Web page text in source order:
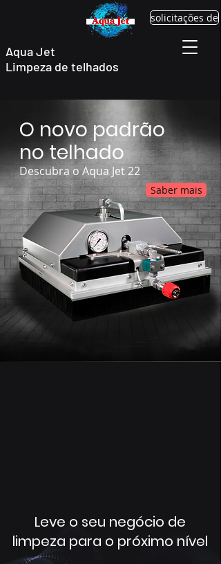
Aqua Jet
Limpeza de telhados
solicitações de
O novo padrão
no telhado
Descubra o Aqua Jet 22
Saber mais
Leve o seu negócio de
limpeza para o próximo nível